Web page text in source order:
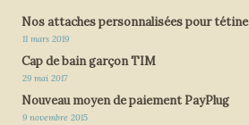
Nos attaches personnalisées pour tétine
11 mars 2019
Cap de bain garçon TIM
29 mai 2017
Nouveau moyen de paiement PayPlug
9 novembre 2015